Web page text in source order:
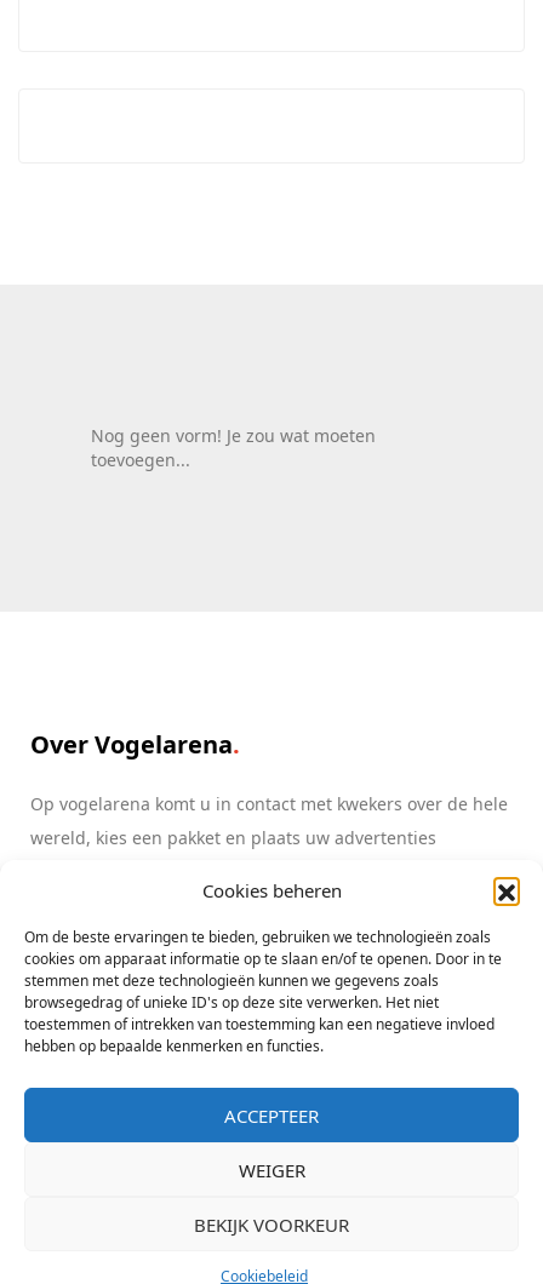
Cookies beheren
Om de beste ervaringen te bieden, gebruiken we technologieën zoals
cookies om apparaat informatie op te slaan en/of te openen. Door in te
stemmen met deze technologieën kunnen we gegevens zoals
browsegedrag of unieke ID's op deze site verwerken. Het niet
toestemmen of intrekken van toestemming kan een negatieve invloed
hebben op bepaalde kenmerken en functies.
ACCEPTEER
WEIGER
BEKIJK VOORKEUR
Cookiebeleid
Nog geen vorm! Je zou wat moeten
toevoegen...
Over Vogelarena
Op vogelarena komt u in contact met kwekers over de hele
wereld, kies een pakket en plaats uw advertenties
Copyright All Rights Reserved Vogelarena initiatief Lorre & co - KvK
Zwolle 05080607